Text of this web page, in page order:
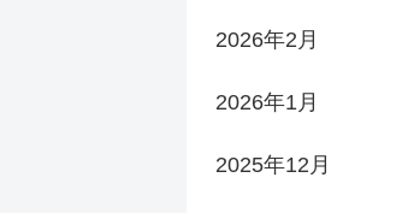
2026年2月
2026年1月
2025年12月